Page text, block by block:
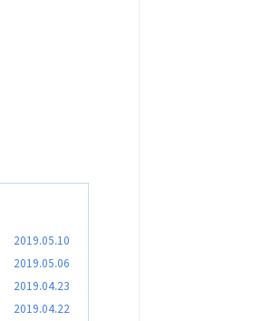
2019.05.10
2019.05.06
2019.04.23
2019.04.22